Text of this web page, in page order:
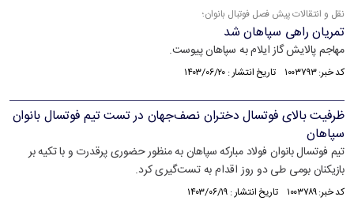
نقل و انتقالات پیش فصل فوتبال بانوان؛
تمریان راهی سپاهان شد
مهاجم پالایش گاز ایلام به سپاهان پیوست.
کد خبر: ۱۰۰۳۷۹۳ تاریخ انتشار : ۱۴۰۳/۰۶/۲۰
ظرفیت بالای فوتسال دختران نصف‌جهان در تست تیم فوتسال بانوان
سپاهان
تیم فوتسال بانوان فولاد مبارکه سپاهان به منظور حضوری پرقدرت و با تکیه بر
بازیکنان بومی طی دو روز اقدام به تست‌گیری کرد.
کد خبر: ۱۰۰۳۷۸۹ تاریخ انتشار : ۱۴۰۳/۰۶/۱۹